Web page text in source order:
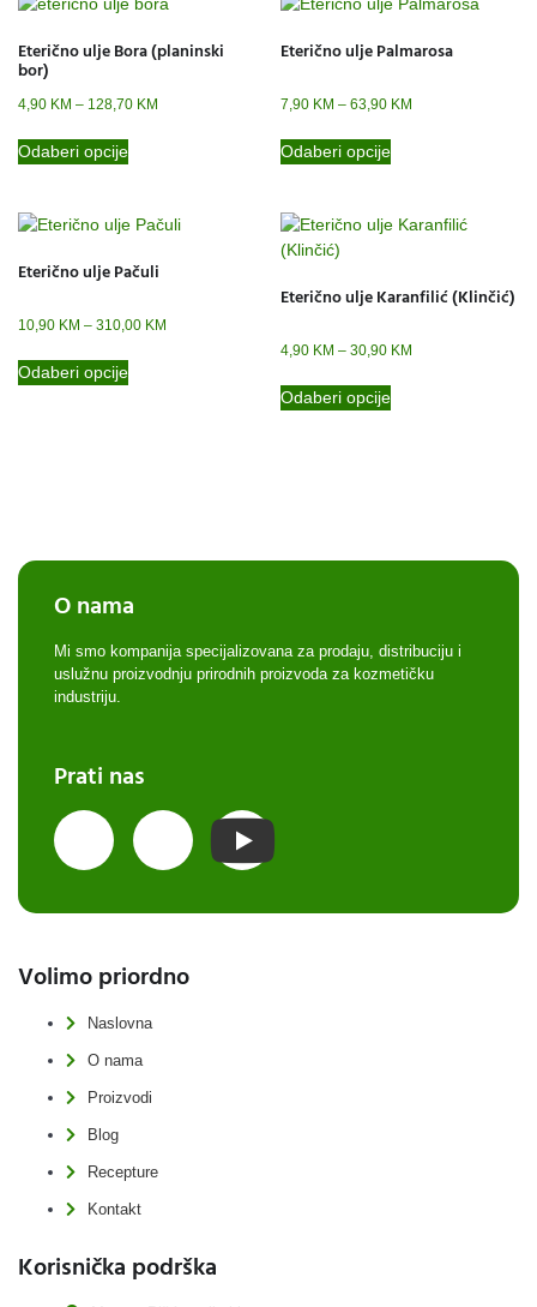
Eterično ulje Bora (planinski
bor)
4,90 KM – 128,70 KM
Odaberi opcije
Eterično ulje Palmarosa
7,90 KM – 63,90 KM
Odaberi opcije
Eterično ulje Pačuli
10,90 KM – 310,00 KM
Odaberi opcije
Eterično ulje Karanfilić (Klinčić)
4,90 KM – 30,90 KM
Odaberi opcije
O nama
Mi smo kompanija specijalizovana za prodaju, distribuciju i
uslužnu proizvodnju prirodnih proizvoda za kozmetičku
industriju.
Prati nas
Volimo priordno
Naslovna
O nama
Proizvodi
Blog
Recepture
Kontakt
Korisnička podrška